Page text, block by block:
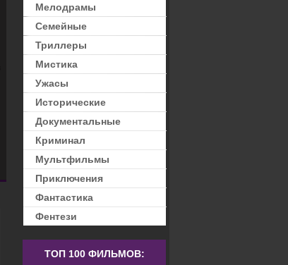
Мелодрамы
Семейные
Триллеры
Мистика
Ужасы
Исторические
Документальные
Криминал
Мультфильмы
Приключения
Фантастика
Фентези
ТОП 100 ФИЛЬМОВ: